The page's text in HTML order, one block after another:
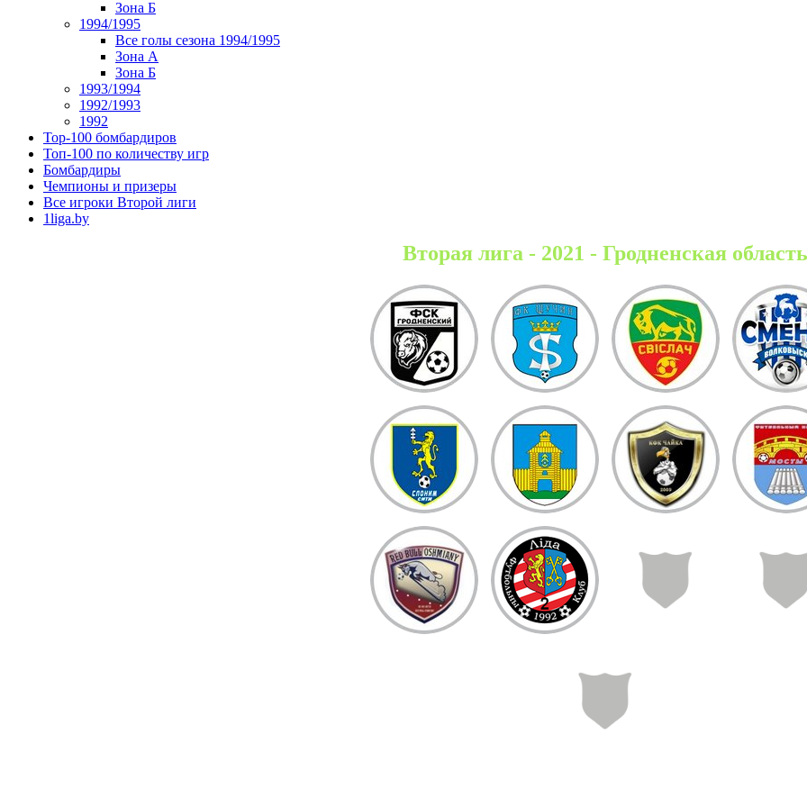
Зона Б
1994/1995
Все голы сезона 1994/1995
Зона А
Зона Б
1993/1994
1992/1993
1992
Top-100 бомбардиров
Топ-100 по количеству игр
Бомбардиры
Чемпионы и призеры
Все игроки Второй лиги
1liga.by
Вторая лига - 2021 - Гродненская область